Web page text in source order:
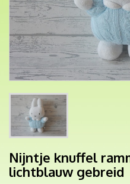
Nijntje knuffel
lichtblauw gebreid